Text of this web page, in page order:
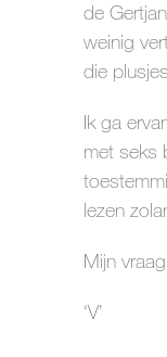
de
weinig
die
Ik ga
met seks
lezen
Mijn
‘V’